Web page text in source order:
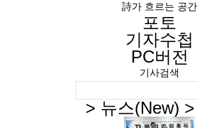
詩가 흐르는 공간
포토
기자수첩
PC버전
기사검색
> 뉴스(New) >